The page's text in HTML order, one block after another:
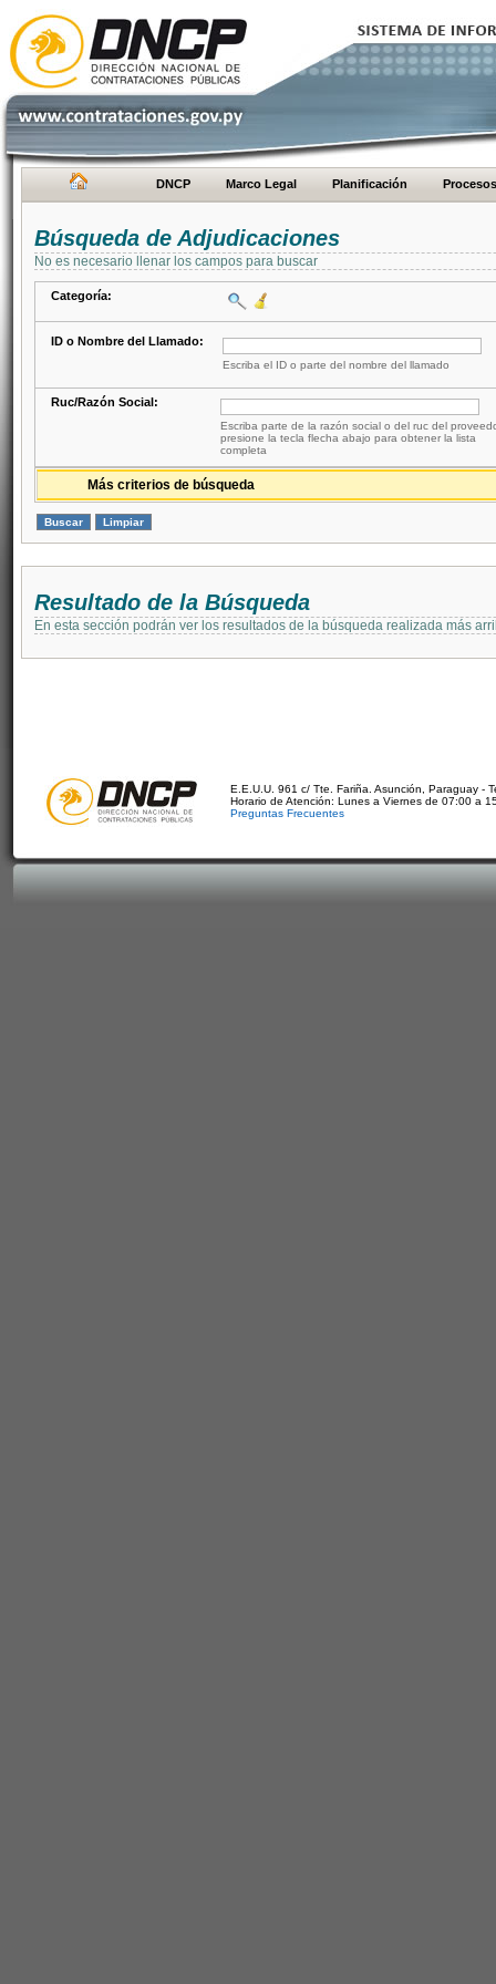
DNCP Marco Legal Planificación Procesos
Búsqueda de Adjudicaciones
No es necesario llenar los campos para buscar
Categoría:
ID o Nombre del Llamado:
Escriba el ID o parte del nombre del llamado
Ruc/Razón Social:
Escriba parte de la razón social o del ruc del
presione la tecla flecha abajo para obtener la lista
completa
Más criterios de búsqueda
Resultado de la Búsqueda
En esta sección podrán ver los resultados de la búsqueda realizada más
E.E.U.U. 961 c/ Tte. Fariña. Asunción, Paraguay -
Horario de Atención: Lunes a Viernes de 07:00 a
Preguntas Frecuentes